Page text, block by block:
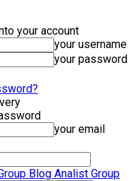
your account
your username
your password
your email
Blog Analist Group